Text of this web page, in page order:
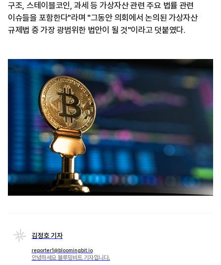
구조, 스테이블코인, 과세 등 가상자산 관련 주요 법률 관련
이슈들을 포함한다"라며 "그동안 의회에서 논의된 가상자산
규제법 중 가장 광범위한 법안이 될 것"이라고 덧붙였다.
김정호 기자
reporter1@bloomingbit.io
안녕하세요 블루밍비트 기자입니다.